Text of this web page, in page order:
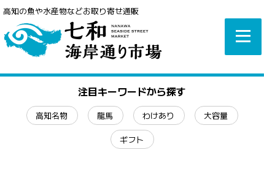
高知の魚や水産物などお取り寄せ通販
注目キーワードから探す
高知名物 龍馬 わけあり 大容量
ギフト